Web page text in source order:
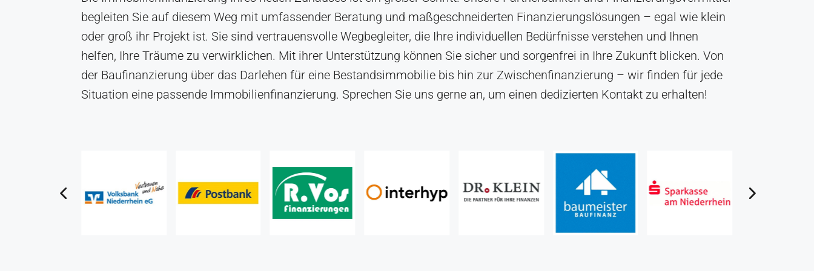
begleiten Sie auf diesem Weg mit umfassender Beratung und maßgeschneiderten Finanzierungslösungen – egal wie klein
oder groß ihr Projekt ist. Sie sind vertrauensvolle Wegbegleiter, die Ihre individuellen Bedürfnisse verstehen und Ihnen
helfen, Ihre Träume zu verwirklichen. Mit ihrer Unterstützung können Sie sicher und sorgenfrei in Ihre Zukunft blicken. Von
der Baufinanzierung über das Darlehen für eine Bestandsimmobilie bis hin zur Zwischenfinanzierung – wir finden für jede
Situation eine passende Immobilienfinanzierung. Sprechen Sie uns gerne an, um einen dedizierten Kontakt zu erhalten!